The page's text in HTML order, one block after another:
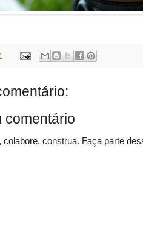
comentário
colabore, construa. Faça parte